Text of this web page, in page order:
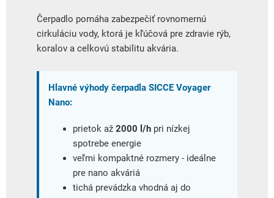
Čerpadlo pomáha zabezpečiť rovnomernú
cirkuláciu vody, ktorá je kľúčová pre zdravie rýb,
koralov a celkovú stabilitu akvária.
Hlavné výhody čerpadla SICCE Voyager
Nano:
prietok až 2000 l/h pri nízkej
spotrebe energie
veľmi kompaktné rozmery - ideálne
pre nano akváriá
tichá prevádzka vhodná aj do